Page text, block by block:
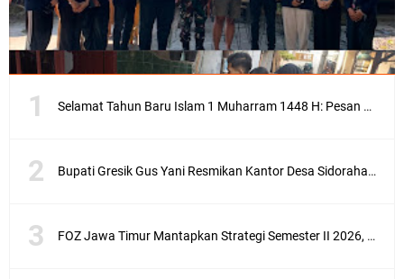
Selamat Tahun Baru Islam 1 Muharram 1448 H: Pesan Hijrah Drs. H. Husnul Aqib, M.M. untuk Negeri
Bupati Gresik Gus Yani Resmikan Kantor Desa Sidoraharjo: Simbol Komitmen Pelayanan Publik dan Kepedulian Sosial
FOZ Jawa Timur Mantapkan Strategi Semester II 2026, Fokus pada Penguatan SDM Amil dan Kolaborasi BerdampakNarasi